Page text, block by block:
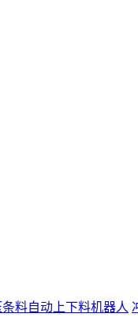
条料自动上下料机器人